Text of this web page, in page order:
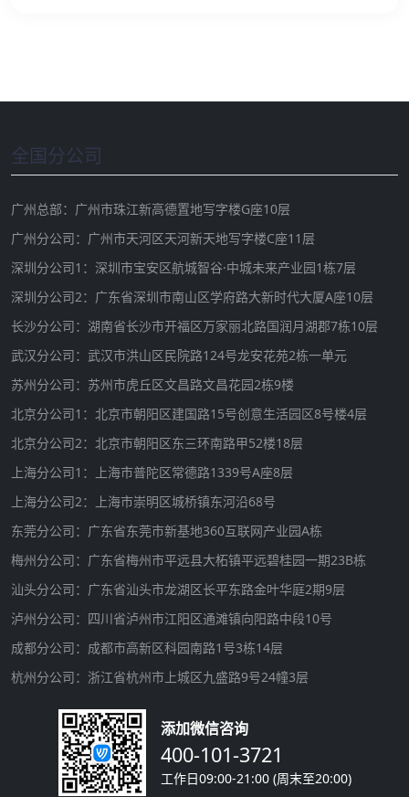
全国分公司
广州总部：广州市珠江新高德置地写字楼G座10层
广州分公司：广州市天河区天河新天地写字楼C座11层
深圳分公司1：深圳市宝安区航城智谷·中城未来产业园1栋7层
深圳分公司2：广东省深圳市南山区学府路大新时代大厦A座10层
长沙分公司：湖南省长沙市开福区万家丽北路国润月湖郡7栋10层
武汉分公司：武汉市洪山区民院路124号龙安花苑2栋一单元
苏州分公司：苏州市虎丘区文昌路文昌花园2栋9楼
北京分公司1：北京市朝阳区建国路15号创意生活园区8号楼4层
北京分公司2：北京市朝阳区东三环南路甲52楼18层
上海分公司1：上海市普陀区常德路1339号A座8层
上海分公司2：上海市崇明区城桥镇东河沿68号
东莞分公司：广东省东莞市新基地360互联网产业园A栋
梅州分公司：广东省梅州市平远县大柘镇平远碧桂园一期23B栋
汕头分公司：广东省汕头市龙湖区长平东路金叶华庭2期9层
泸州分公司：四川省泸州市江阳区通滩镇向阳路中段10号
成都分公司：成都市高新区科园南路1号3栋14层
杭州分公司：浙江省杭州市上城区九盛路9号24幢3层
添加微信咨询
400-101-3721
工作日09:00-21:00 (周末至20:00)